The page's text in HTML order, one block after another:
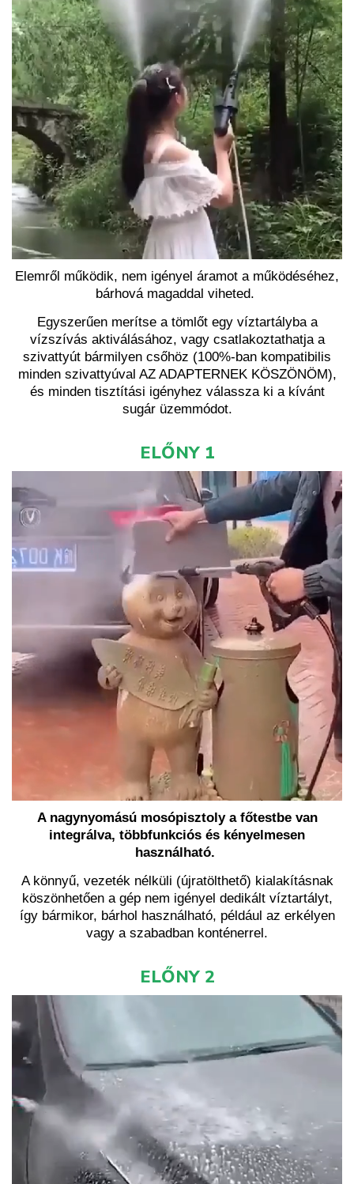
Elemről működik, nem igényel áramot a működéséhez,
bárhová magaddal viheted.
Egyszerűen merítse a tömlőt egy víztartályba a
vízszívás aktiválásához, vagy csatlakoztathatja a
szivattyút bármilyen csőhöz (100%-ban kompatibilis
minden szivattyúval AZ ADAPTERNEK KÖSZÖNÖM),
és minden tisztítási igényhez válassza ki a kívánt
sugár üzemmódot.
ELŐNY 1
A nagynyomású mosópisztoly a főtestbe van
integrálva, többfunkciós és kényelmesen
használható.
A könnyű, vezeték nélküli (újratölthető) kialakításnak
köszönhetően a gép nem igényel dedikált víztartályt,
így bármikor, bárhol használható, például az erkélyen
vagy a szabadban konténerrel.
ELŐNY 2